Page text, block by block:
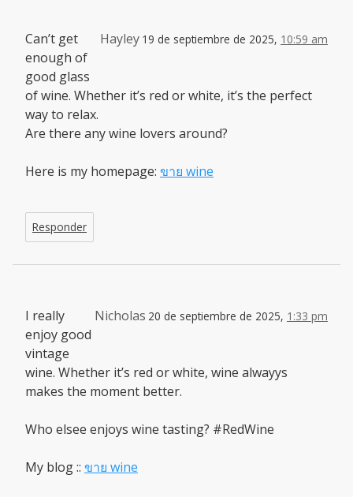
Hayley 19 de septiembre de 2025, 10:59 am
Can’t get
enough of
good glass
of wine. Whether it’s red or white, it’s the perfect
way to relax.
Are there any wine lovers around?
Here is my homepage: ขาย wine
Responder
Nicholas 20 de septiembre de 2025, 1:33 pm
I really
enjoy good
vintage
wine. Whether it’s red or white, wine alwayys
makes the moment better.
Who elsee enjoys wine tasting? #RedWine
My blog :: ขาย wine